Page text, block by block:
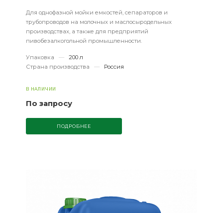
Для однофазной мойки емкостей, сепараторов и
трубопроводов на молочных и маслосыродельных
производствах, а также для предприятий
пивобезалкогольной промышленности.
Упаковка —
200 л
Страна производства
— Россия
В НАЛИЧИИ
По запросу
ПОДРОБНЕЕ